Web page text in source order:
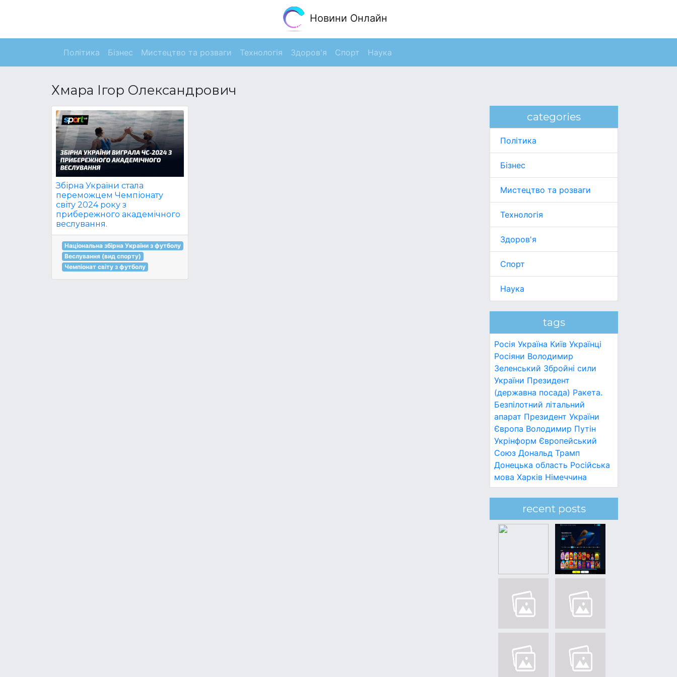
Новини Онлайн
Політика Бізнес Мистецтво та розваги Технологія Здоров'я Спорт Наука
Хмара Ігор Олександрович
Збірна України стала
переможцем Чемпіонату
світу 2024 року з
прибережного академічного
веслування.
Національна збірна України з футболу
Веслування (вид спорту)
Чемпіонат світу з футболу
categories
Політика
Бізнес
Мистецтво та розваги
Технологія
Здоров'я
Спорт
Наука
tags
Росія Україна Київ Українці
Росіяни Володимир
Зеленський Збройні сили
України Президент
(державна посада) Ракета.
Безпілотний літальний
апарат Президент України
Європа Володимир Путін
Укрінформ Європейський
Союз Дональд Трамп
Донецька область Російська
мова Харків Німеччина
recent posts